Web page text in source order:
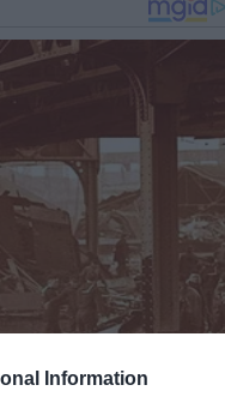
Information